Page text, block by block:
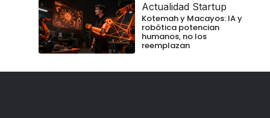
Actualidad Startup
Kotemah y Macayos: IA y
robótica potencian
humanos, no los
reemplazan